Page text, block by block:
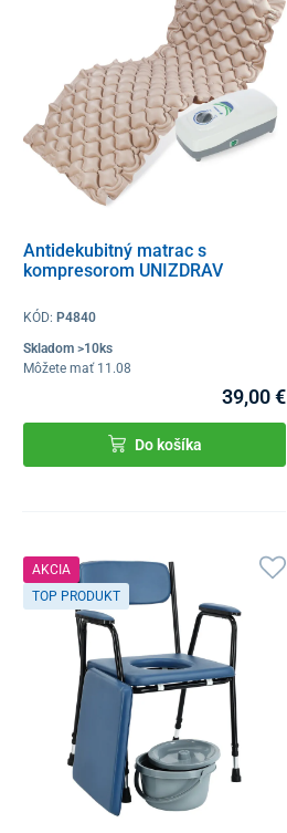
Antidekubitný matrac s
kompresorom UNIZDRAV
KÓD:P4840
Skladom >10ks
Môžete mať 11.08
39,00 €
Do košíka
AKCIA
TOP PRODUKT